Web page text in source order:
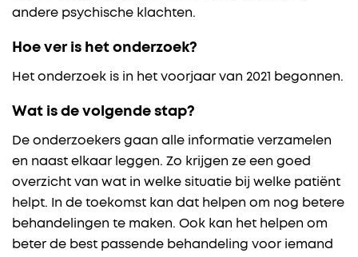
andere psychische klachten.
Hoe ver is het onderzoek?
Het onderzoek is in het voorjaar van 2021 begonnen.
Wat is de volgende stap?
De onderzoekers gaan alle informatie verzamelen
en naast elkaar leggen. Zo krijgen ze een goed
overzicht van wat in welke situatie bij welke patiënt
helpt. In de toekomst kan dat helpen om nog betere
behandelingen te maken. Ook kan het helpen om
beter de best passende behandeling voor iemand